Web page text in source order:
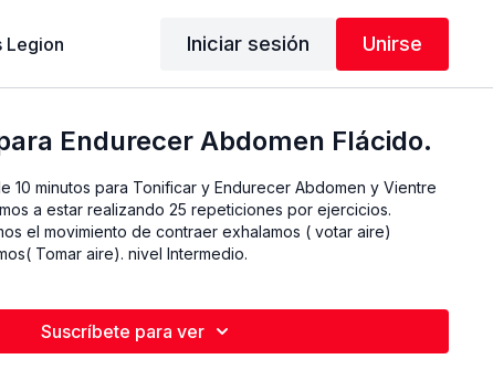
Legion Iniciar sesión Unirse
Endurecer Abdomen Flácido.
10 minutos para Tonificar y Endurecer Abdomen y Vientre
a estar realizando 25 repeticiones por ejercicios.
el movimiento de contraer exhalamos ( votar aire)
Tomar aire). nivel Intermedio.
Suscríbete para ver